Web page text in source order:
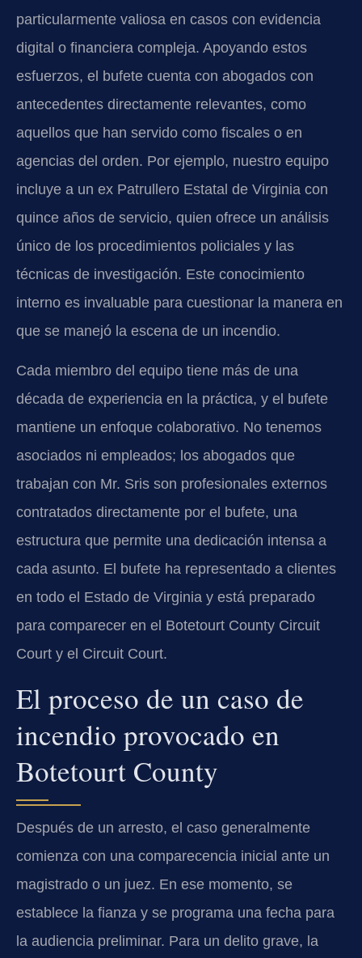
particularmente valiosa en casos con evidencia
digital o financiera compleja. Apoyando estos
esfuerzos, el bufete cuenta con abogados con
antecedentes directamente relevantes, como
aquellos que han servido como fiscales o en
agencias del orden. Por ejemplo, nuestro equipo
incluye a un ex Patrullero Estatal de Virginia con
quince años de servicio, quien ofrece un análisis
único de los procedimientos policiales y las
técnicas de investigación. Este conocimiento
interno es invaluable para cuestionar la manera en
que se manejó la escena de un incendio.
Cada miembro del equipo tiene más de una
década de experiencia en la práctica, y el bufete
mantiene un enfoque colaborativo. No tenemos
asociados ni empleados; los abogados que
trabajan con Mr. Sris son profesionales externos
contratados directamente por el bufete, una
estructura que permite una dedicación intensa a
cada asunto. El bufete ha representado a clientes
en todo el Estado de Virginia y está preparado
para comparecer en el Botetourt County Circuit
Court y el Circuit Court.
El proceso de un caso de
incendio provocado en
Botetourt County
Después de un arresto, el caso generalmente
comienza con una comparecencia inicial ante un
magistrado o un juez. En ese momento, se
establece la fianza y se programa una fecha para
la audiencia preliminar. Para un delito grave, la